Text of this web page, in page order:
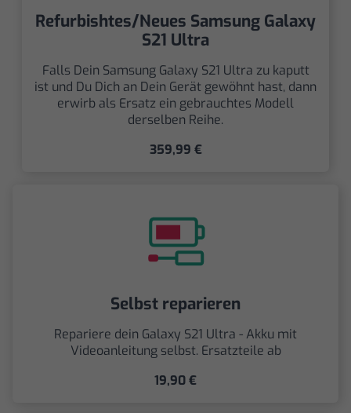
Refurbishtes/Neues Samsung Galaxy
S21 Ultra
Falls Dein Samsung Galaxy S21 Ultra zu kaputt
ist und Du Dich an Dein Gerät gewöhnt hast, dann
erwirb als Ersatz ein gebrauchtes Modell
derselben Reihe.
359,99 €
Selbst reparieren
Repariere dein Galaxy S21 Ultra - Akku mit
Videoanleitung selbst. Ersatzteile ab
19,90 €